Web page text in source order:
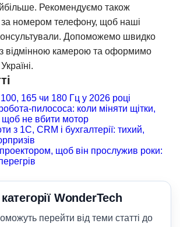
Рекомендуємо також
номером телефону, щоб наші
Допоможемо швидко
відмінною камерою та оформимо
100, 165 чи 180 Гц у 2026 році
пилососа: коли міняти щітки,
щоб не вбити мотор
з 1С, CRM і бухгалтерії: тихий,
щоб він прослужив роки:
WonderTech
перейти від теми статті до